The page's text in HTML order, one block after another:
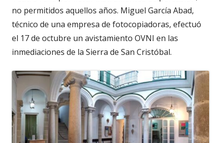
no permitidos aquellos años. Miguel García Abad,
técnico de una empresa de fotocopiadoras, efectuó
el 17 de octubre un avistamiento OVNI en las
inmediaciones de la Sierra de San Cristóbal.